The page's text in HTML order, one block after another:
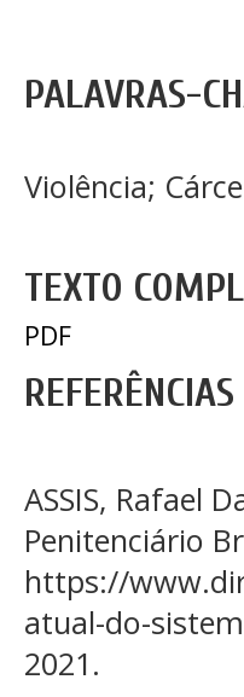
PALAVRAS-
Violência;
TEXTO
PDF
REFERÊNCIAS
ASSIS, Rafael
Penitenciário
https://
atual-do-
2021.